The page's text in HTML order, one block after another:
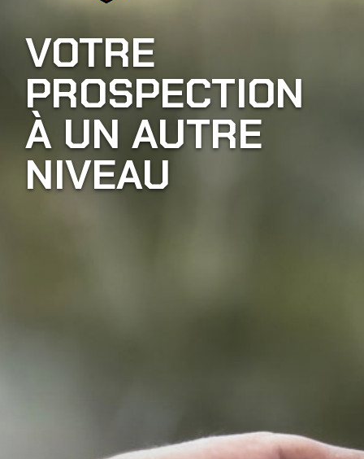
VOTRE
PROSPECTION
À UN AUTRE
NIVEAU